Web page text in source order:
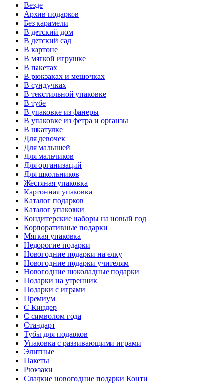
Везде
Архив подарков
Без карамели
В детский дом
В детский сад
В картоне
В мягкой игрушке
В пакетах
В рюкзаках и мешочках
В сундучках
В текстильной упаковке
В тубе
В упаковке из фанеры
В упаковке из фетра и органзы
В шкатулке
Для девочек
Для малышей
Для мальчиков
Для организаций
Для школьников
Жестяная упаковка
Картонная упаковка
Каталог подарков
Каталог упаковки
Кондитерские наборы на новый год
Корпоративные подарки
Мягкая упаковка
Недорогие подарки
Новогодние подарки на елку
Новогодние подарки учителям
Новогодние шоколадные подарки
Подарки на утренник
Подарки с играми
Премиум
С Киндер
С символом года
Стандарт
Тубы для подарков
Упаковка с развивающими играми
Элитные
Пакеты
Рюкзаки
Сладкие новогодние подарки Конти